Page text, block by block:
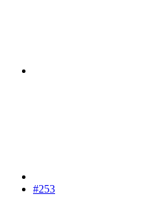
#253